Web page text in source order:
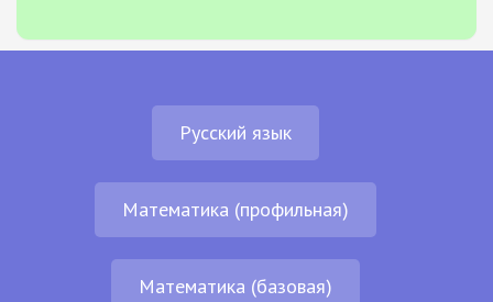
Русский язык
Математика (профильная)
Математика (базовая)